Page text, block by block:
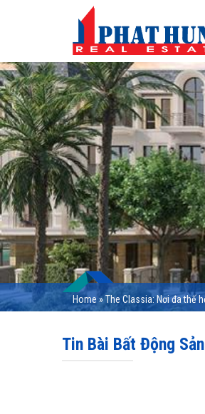
Home »The Classia: Nơi đa thế
Tin Bài Bất Động Sản